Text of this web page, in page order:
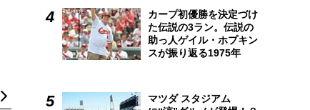
カープ初優勝を決定づけ
た伝説の3ラン。伝説の
助っ人ゲイル・ホプキン
スが振り返る1975年
マツダ スタジアム